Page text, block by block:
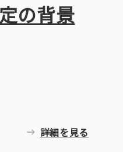
の背景
詳細を見る